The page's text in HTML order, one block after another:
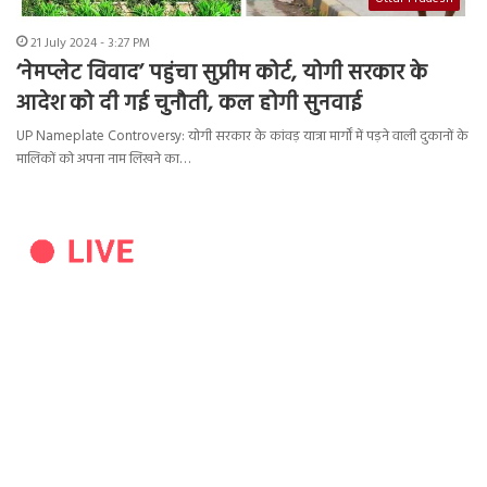
21 July 2024 - 3:27 PM
‘नेमप्लेट विवाद’ पहुंचा सुप्रीम कोर्ट, योगी सरकार के
आदेश को दी गई चुनौती, कल होगी सुनवाई
UP Nameplate Controversy: योगी सरकार के कांवड़ यात्रा मार्गों में पड़ने वाली दुकानों के
मालिकों को अपना नाम लिखने का…